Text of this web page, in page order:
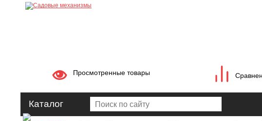
Просмотренные товары
Каталог